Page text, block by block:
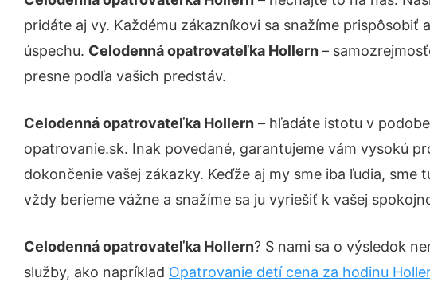
pridáte aj vy. Každému zákazníkovi sa snažíme
úspechu. Celodenná opatrovateľka Hollern–
presne podľa vašich predstáv.
Celodenná opatrovateľka Hollern – hľadáte istotu v
opatrovanie.sk. Inak povedané, garantujeme vám vysokú
dokončenie vašej zákazky. Keďže aj my sme iba ľudia,
vždy berieme vážne a snažíme sa ju vyriešiť k vašej
Celodenná opatrovateľka Hollern? S nami sa o výsledok
služby, ako napríklad Opatrovanie detí cena za hodinu